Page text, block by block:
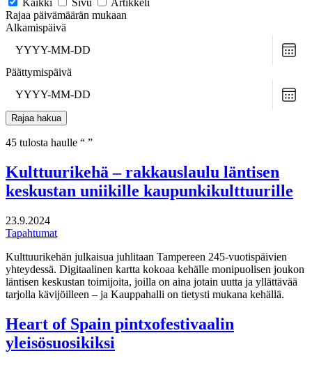
Rajaa päivämäärän mukaan
Alkamispäivä
date
Päättymispäivä
date
Rajaa hakua
45 tulosta haulle “ ”
Kulttuurikehä – rakkauslaulu läntisen
keskustan uniikille kaupunkikulttuurille
23.9.2024
Tapahtumat
Kulttuurikehän julkaisua juhlitaan Tampereen 245-vuotispäivien
yhteydessä. Digitaalinen kartta kokoaa kehälle monipuolisen joukon
läntisen keskustan toimijoita, joilla on aina jotain uutta ja yllättävää
tarjolla kävijöilleen – ja Kauppahalli on tietysti mukana kehällä.
Heart of Spain pintxofestivaalin
yleisösuosikiksi